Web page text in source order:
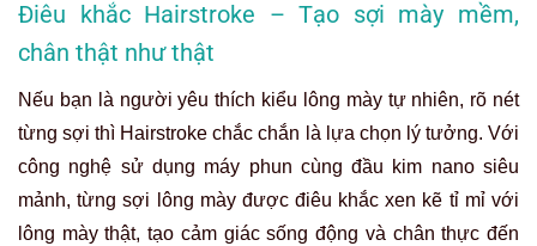
Điêu khắc Hairstroke – Tạo sợi mày mềm,
chân thật như thật
Nếu bạn là người yêu thích kiểu lông mày tự nhiên, rõ nét
từng sợi thì Hairstroke chắc chắn là lựa chọn lý tưởng. Với
công nghệ sử dụng máy phun cùng đầu kim nano siêu
mảnh, từng sợi lông mày được điêu khắc xen kẽ tỉ mỉ với
lông mày thật, tạo cảm giác sống động và chân thực đến